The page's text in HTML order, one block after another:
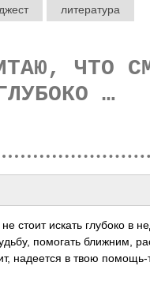
литература
ЧТО
…
стоит искать глубоко в
помо­гать ближ­ним,
наде­ется в твою